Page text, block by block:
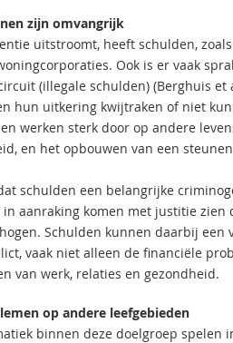
zijn omvangrijk
uitstroomt, heeft schulden,
Ook is er vaak
(illegale schulden) (Berghuis et
hun uitkering kwijtraken of niet
werken sterk door op andere
en het opbouwen van een
schulden een belangrijke
aanraking komen met justitie
Schulden kunnen daarbij een
vaak niet alleen de financiële
van werk, relaties en gezondheid.
op andere leefgebieden
binnen deze doelgroep spelen